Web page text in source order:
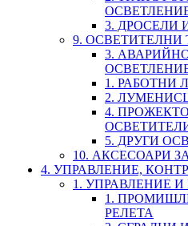
3. ДРОСЕЛИ
9. ОСВЕТИТЕЛНИ
3.
1. РАБОТНИ
2.
4.
5. ДРУГИ
10. АКСЕСОАРИ
4. УПРАВЛЕНИЕ,
1. УПРАВЛЕНИЕ
1.
РЕЛЕТА